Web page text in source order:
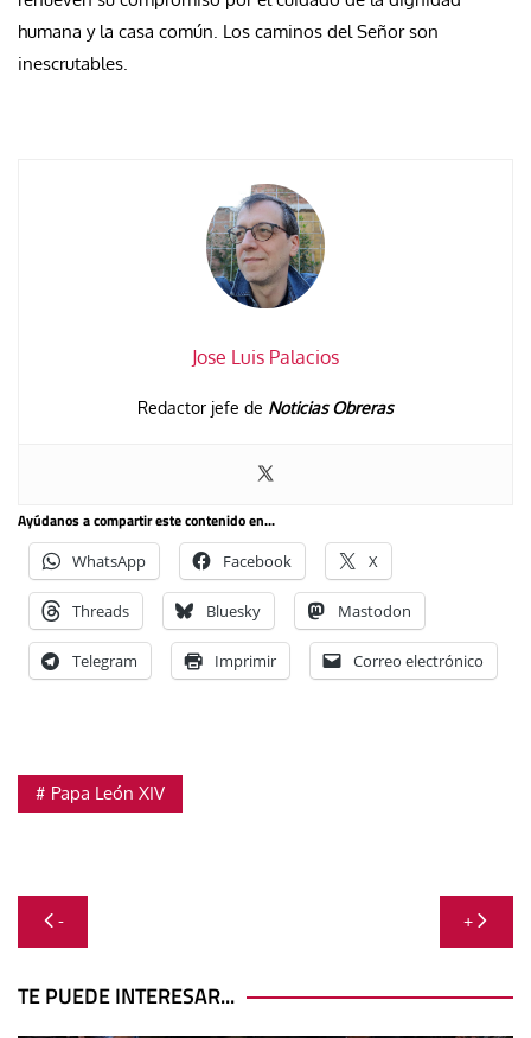
humana y la casa común. Los caminos del Señor son
inescrutables.
Jose Luis Palacios
Redactor jefe de Noticias Obreras
Ayúdanos a compartir este contenido en...
WhatsApp Facebook X
Threads Bluesky Mastodon
Telegram Imprimir Correo electrónico
Papa León XIV
Navegación
de
entradas
- +
TE PUEDE INTERESAR...